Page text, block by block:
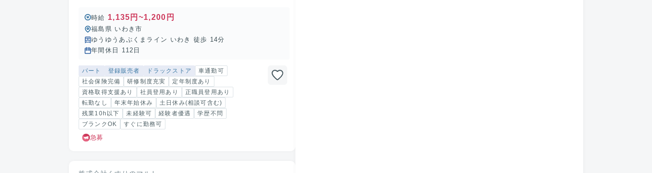
時給 1,135円~1,200円
福島県 いわき市
ゆうゆうあぶくまライン いわき 徒歩 14分
年間休日 112日
パート 登録販売者 ドラックストア
車通勤可
社会保険完備
研修制度充実
定年制度あり
資格取得支援あり
社員登用あり
正職員登用あり
転勤なし
年末年始休み
土日休み(相談可含む)
残業10h以下
未経験可 経験者優遇
学歴不問
ブランクOK
すぐに勤務可
急募